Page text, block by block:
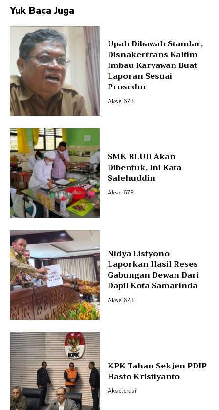
Yuk Baca Juga
Upah Dibawah Standar,
Disnakertrans Kaltim
Imbau Karyawan Buat
Laporan Sesuai
Prosedur
Aksel678
SMK BLUD Akan
Dibentuk, Ini Kata
Salehuddin
Aksel678
Nidya Listyono
Laporkan Hasil Reses
Gabungan Dewan Dari
Dapil Kota Samarinda
Aksel678
KPK Tahan Sekjen PDIP
Hasto Kristiyanto
Akselerasi